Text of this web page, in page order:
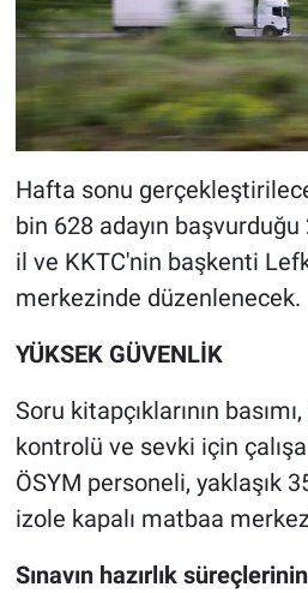
Hafta sonu
bin 628 adayın başvurduğu
il ve KKTC'nin başkenti
merkezinde düzenlenecek.
YÜKSEK GÜVENLİK
Soru kitapçıklarının
kontrolü ve sevki için
ÖSYM personeli, yaklaşık
izole kapalı matbaa
Sınavın hazırlık